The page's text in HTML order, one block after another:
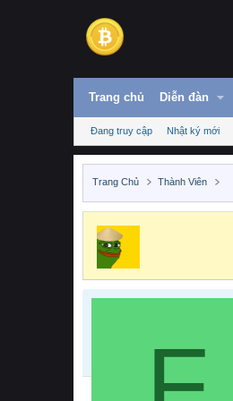
Trang chủ Diễn đàn
Đang truy cập Nhật ký mới
Trang Chủ Thành Viên